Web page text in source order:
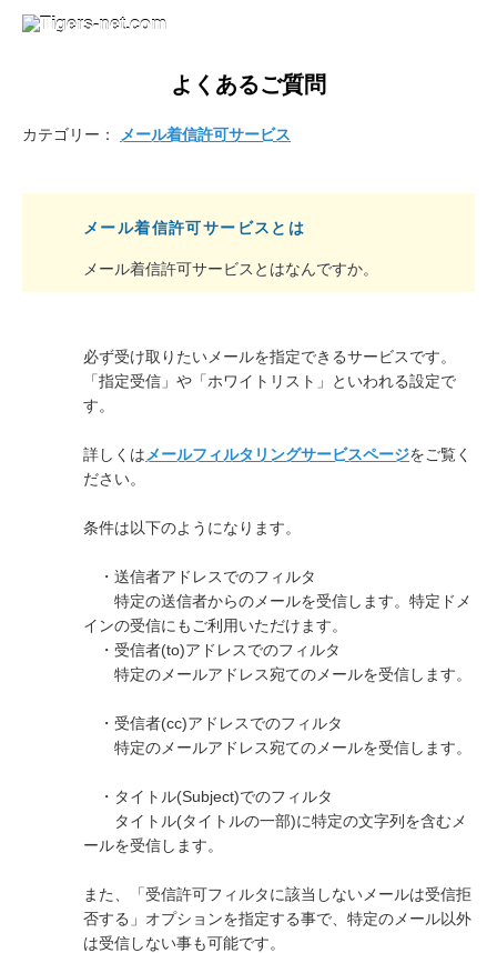
よくあるご質問
メール着信許可サービスとは
メール着信許可サービスとはなんですか。
カテゴリー： メール着信許可サービス
必ず受け取りたいメールを指定できるサービスです。
「指定受信」や「ホワイトリスト」といわれる設定で
す。
詳しくは メールフィルタリングサービスページをご覧く
ださい。
条件は以下のようになります。
・送信者アドレスでのフィルタ
特定の送信者からのメールを受信します。特定ドメ
インの受信にもご利用いただけます。
・受信者(to)アドレスでのフィルタ
特定のメールアドレス宛てのメールを受信します。
・受信者(cc)アドレスでのフィルタ
特定のメールアドレス宛てのメールを受信します。
・タイトル(Subject)でのフィルタ
タイトル(タイトルの一部)に特定の文字列を含むメ
ールを受信します。
また、「受信許可フィルタに該当しないメールは受信拒
否する」オプションを指定する事で、特定のメール以外
は受信しない事も可能です。